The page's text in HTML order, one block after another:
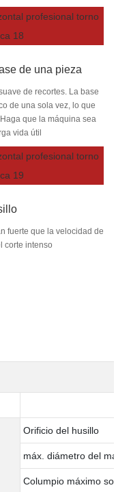
de una pieza
de recortes. La base
de una sola vez, lo que
que la máquina sea
vida útil
fuerte que la velocidad de
corte intenso
Orificio del husillo
máx. diámetro del
Columpio máximo sobre